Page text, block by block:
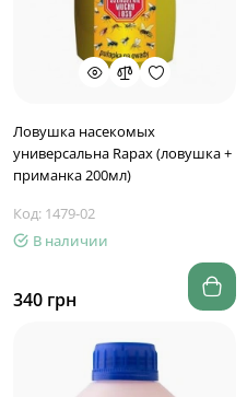
Ловушка насекомых
универсальна Rapax (ловушка +
приманка 200мл)
Код: 1479-02
В наличии
340 грн